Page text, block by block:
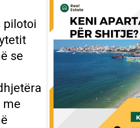
pilotoi
se
me